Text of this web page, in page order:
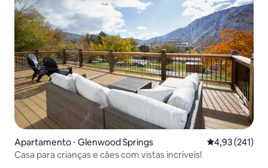
Apartamento ⋅ Glenwood Springs 4,93 de uma
4,93 (241)
Casa para crianças e cães com vistas incríveis!